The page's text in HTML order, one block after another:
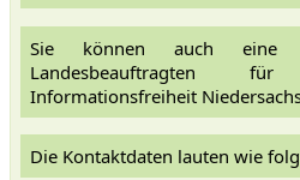
Sie können auch eine
Landesbeauftragten
Informationsfreiheit
Die Kontaktdaten lauten wie